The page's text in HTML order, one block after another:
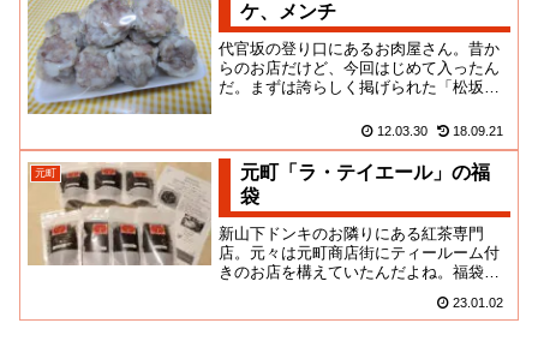
ケ、メンチ
代官坂の登り口にあるお肉屋さん。昔か
らのお店だけど、今回はじめて入ったん
だ。まずは誇らしく掲げられた「松坂
イソな元町・・・松坂どころか牛...
12.03.30 18.09.21
元町
元町「ラ・テイエール」の福
袋
新山下ドンキのお隣りにある紅茶専門
店。元々は元町商店街にティールーム付
きのお店を構えていたんだよね。福袋は
ィ、プレミアム茶葉の４種類。ネ...23.01.02